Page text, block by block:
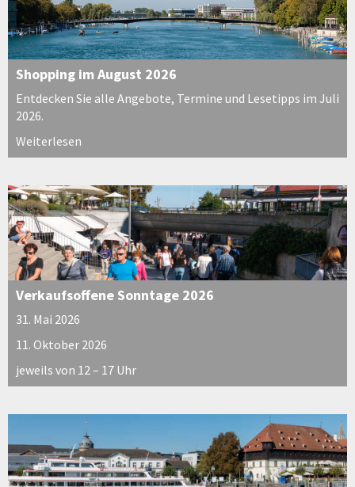
Shopping im August 2026
Entdecken Sie alle Angebote, Termine und Lesetipps im Juli
2026.
Weiterlesen
Verkaufsoffene Sonntage 2026
31. Mai 2026
11. Oktober 2026
jeweils von 12 – 17 Uhr